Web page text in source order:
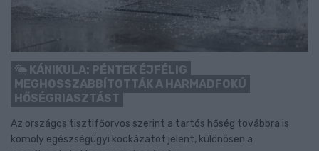
KÁNIKULA: PÉNTEK ÉJFÉLIG
MEGHOSSZABBÍTOTTÁK A HARMADFOKÚ
HŐSÉGRIASZTÁST
Az országos tisztifőorvos szerint a tartós hőség továbbra is
komoly egészségügyi kockázatot jelent, különösen a